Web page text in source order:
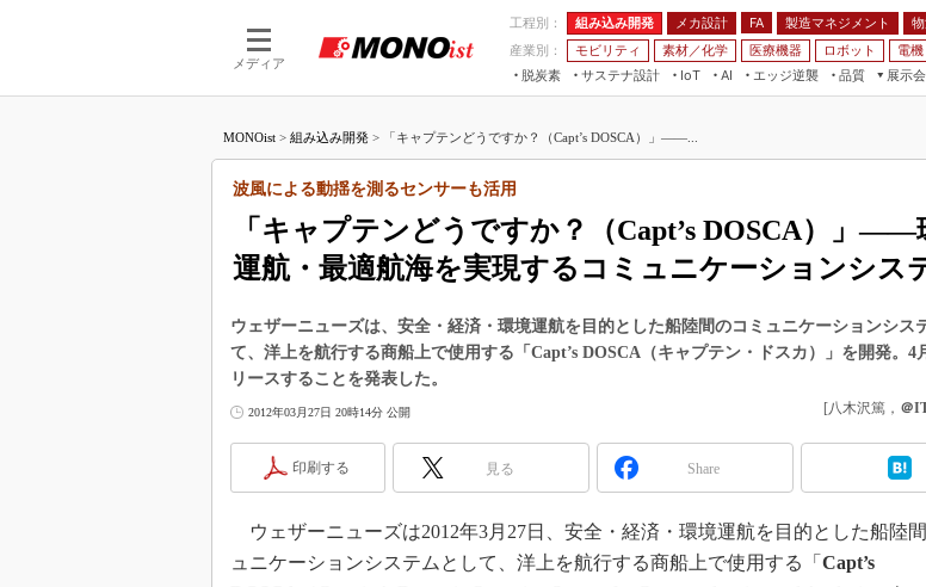
メディア
工程別： 組み込み開発 メカ設計 FA 製造マネジメント
産業別：
モビリティ 素材／化学 医療機器 ロボット 電機
脱炭素
サステナ設計
IoT
つながる工場
つながるサービス
AI
AI×設備保全
Physical AI
エッジ逆襲 品質
展示会
JIMTOF
IIFES
国際ロボット展
TECHNO-FRONTIER
EdgeTech+
AUTOMOTIVE WORLD
産業オープンネット展
フィールドサービス
FPGA
組み込み画像技術
組み込みモデリング
ISO26262
3Dプリンタ
モビリティ
素材／化学
MONOist > 組み込み開発 > 「キャプテンどうですか？（Capt’s DOSCA）」――...
「キャプテンどうですか？（Capt’s DOSCA）」――
運航・最適航海を実現するコミュニケーションシス
波風による動揺を測るセンサーも活用
ウェザーニューズは、安全・経済・環境運航を目的とした船陸間のコミュニケーションシス
て、洋上を航行する商船上で使用する「Capt’s DOSCA（キャプテン・ドスカ）」を開発。4
リースすることを発表した。
2012年03月27日 20時14分 公開 [八木沢篤， ＠
印刷する 見る Share
ウェザーニューズは2012年3月27日、安全・経済・環境運航を目的とした船陸間
ュニケーションシステムとして、洋上を航行する商船上で使用する「 Capt’s